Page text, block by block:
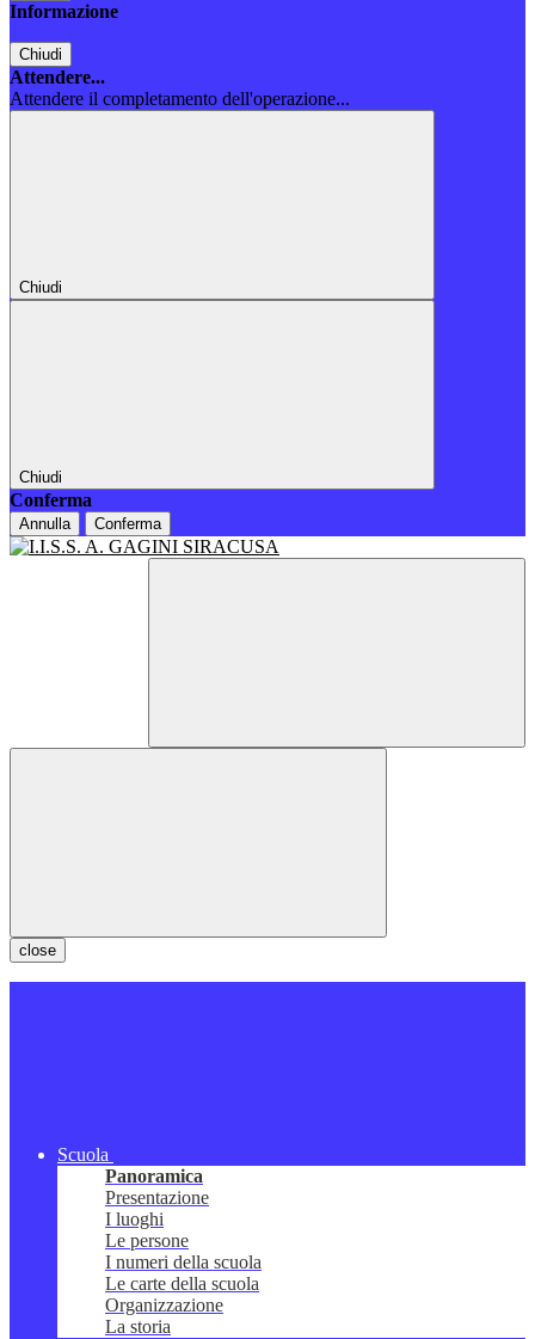
Informazione
Chiudi
Attendere...
Attendere il completamento dell'operazione...
Chiudi
Chiudi
Conferma
Annulla Conferma
close
Scuola
Panoramica
Presentazione
I luoghi
Le persone
I numeri della scuola
Le carte della scuola
Organizzazione
La storia